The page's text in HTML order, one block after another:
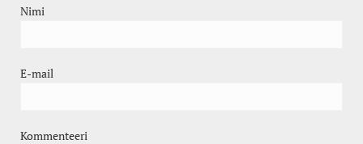
Nimi
E-mail
Kommenteeri